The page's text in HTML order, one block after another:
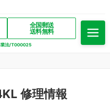
全国郵送
送料無料
業法/T000025
修理情報